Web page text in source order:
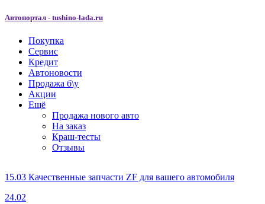
Автопортал - tushino-lada.ru
Покупка
Сервис
Кредит
Автоновости
Продажа б\у
Акции
Ещё
Продажа нового авто
На заказ
Краш-тесты
Отзывы
15.03 Качественные запчасти ZF для вашего автомобиля
24.02